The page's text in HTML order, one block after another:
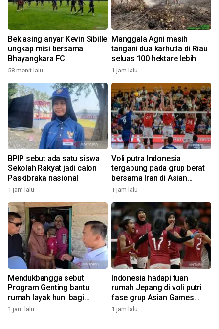
Bek asing anyar Kevin Sibille
ungkap misi bersama
Bhayangkara FC
58 menit lalu
Manggala Agni masih
tangani dua karhutla di Riau
seluas 100 hektare lebih
1 jam lalu
BPIP sebut ada satu siswa
Sekolah Rakyat jadi calon
Paskibraka nasional
1 jam lalu
Voli putra Indonesia
tergabung pada grup berat
bersama Iran di Asian
Games 2026
1 jam lalu
Mendukbangga sebut
Program Genting bantu
rumah layak huni bagi
keluarga stunting
1 jam lalu
Indonesia hadapi tuan
rumah Jepang di voli putri
fase grup Asian Games
2026
1 jam lalu